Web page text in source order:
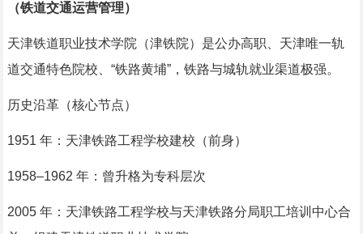
（铁道交通运营管理）
天津铁道职业技术学院（津铁院）是公办高职、天津唯一轨
道交通特色院校、“铁路黄埔”，铁路与城轨就业渠道极强。
历史沿革（核心节点）
1951 年：天津铁路工程学校建校（前身）
1958–1962 年：曾升格为专科层次
2005 年：天津铁路工程学校与天津铁路分局职工培训中心合